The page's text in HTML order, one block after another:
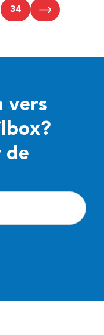
34
vers
de